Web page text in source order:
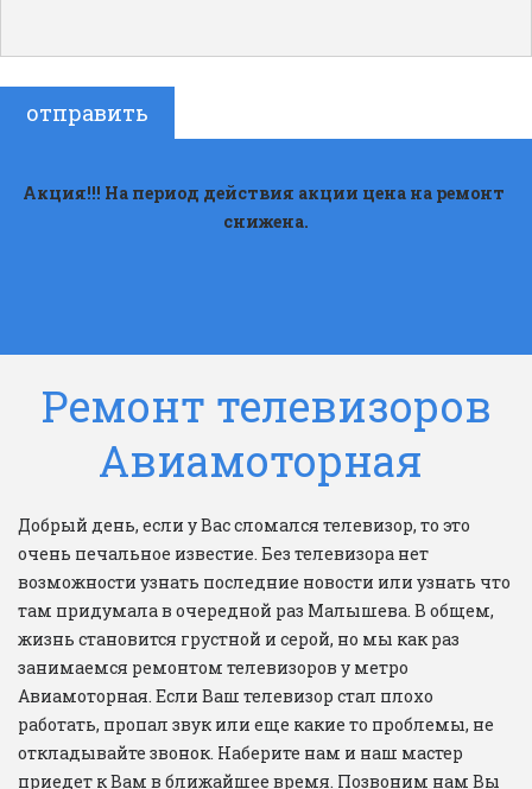
отправить
Акция!!! На период действия акции цена на ремонт
снижена.
Ремонт телевизоров
Авиамоторная
Добрый день, если у Вас сломался телевизор, то это
очень печальное известие. Без телевизора нет
возможности узнать последние новости или узнать что
там придумала в очередной раз Малышева. В общем,
жизнь становится грустной и серой, но мы как раз
занимаемся ремонтом телевизоров у метро
Авиамоторная. Если Ваш телевизор стал плохо
работать, пропал звук или еще какие то проблемы, не
откладывайте звонок. Наберите нам и наш мастер
приедет к Вам в ближайшее время. Позвоним нам Вы